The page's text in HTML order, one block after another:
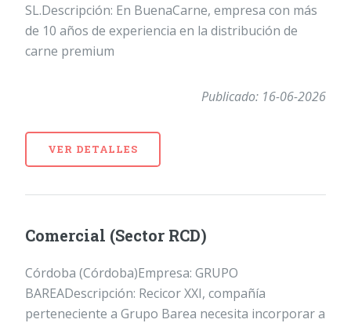
SL.Descripción: En BuenaCarne, empresa con más
de 10 años de experiencia en la distribución de
carne premium
Publicado: 16-06-2026
VER DETALLES
Comercial (Sector RCD)
Córdoba (Córdoba)Empresa: GRUPO
BAREADescripción: Recicor XXI, compañía
perteneciente a Grupo Barea necesita incorporar a